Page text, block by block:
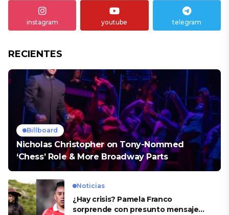
instagram youtube telegram
RECIENTES
Billboard
Nicholas Christopher on Tony-Nommed
‘Chess’ Role & More Broadway Parts
Noticias
¿Hay crisis? Pamela Franco
sorprende con presunto mensaje